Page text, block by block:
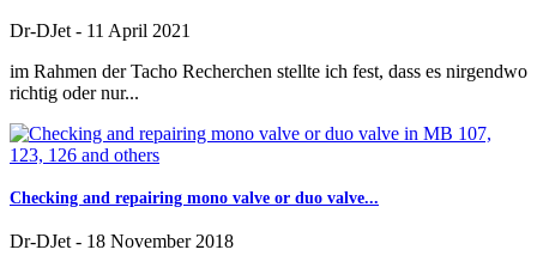
Dr-DJet - 11 April 2021
im Rahmen der Tacho Recherchen stellte ich fest, dass es nirgendwo
richtig oder nur...
Checking and repairing mono valve or duo valve...
Dr-DJet - 18 November 2018